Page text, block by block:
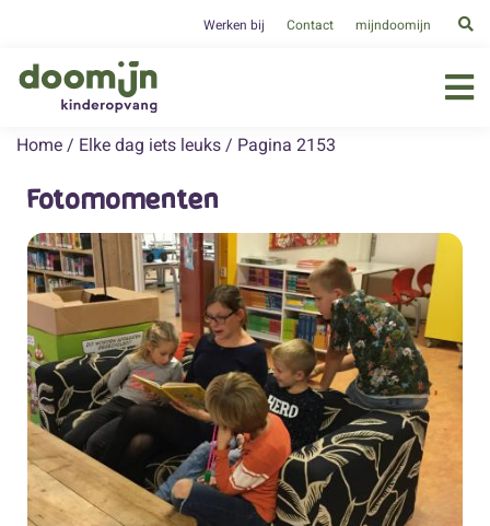
Werken bij Contact mijndoomijn
Home / Elke dag iets leuks / Pagina 2153
Fotomomenten